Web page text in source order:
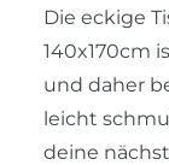
Die eckige
140x170cm
und daher
leicht
deine